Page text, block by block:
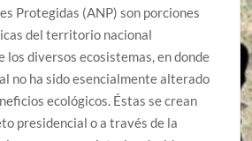
Protegidas (ANP) son porciones
del territorio nacional
los diversos ecosistemas, en donde
no ha sido esencialmente alterado
ecológicos. Éstas se crean
presidencial o a través de la